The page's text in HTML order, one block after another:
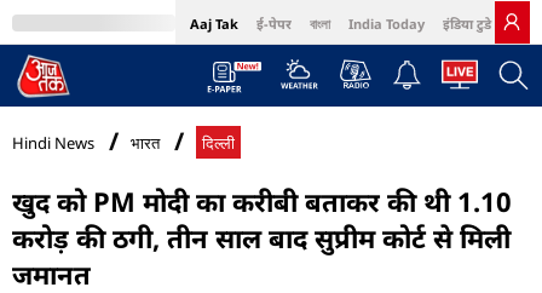
Aaj Tak ई-पेपर বাংলা India Today इंडिया टुडे हिंदी
MumbaiTak Cosmopolitan Harper's Bazaar Northeast
Hindi News भारत दिल्ली
खुद को PM मोदी का करीबी बताकर की थी 1.10
करोड़ की ठगी, तीन साल बाद सुप्रीम कोर्ट से मिली
जमानत